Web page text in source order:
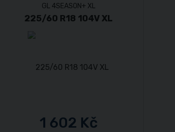
GL 4SEASON+ XL
225/60 R18 104V XL
1 602 Kč